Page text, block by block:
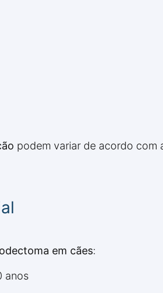
podem variar de acordo com
em cães:
anos